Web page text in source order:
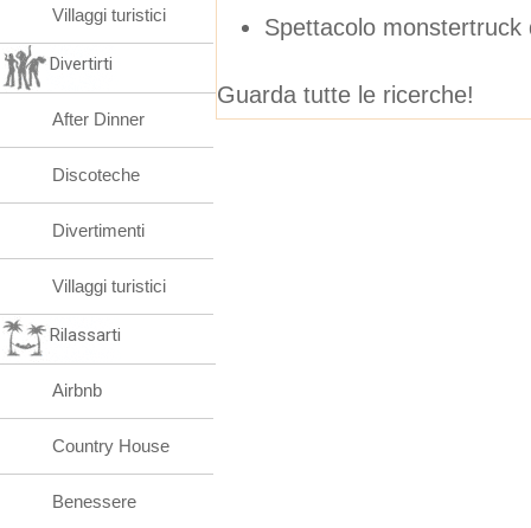
Spettacolo monstertruck
Guarda tutte le ricerche!
Villaggi turistici
Divertirti
After Dinner
Discoteche
Divertimenti
Villaggi turistici
Rilassarti
Airbnb
Country House
Benessere